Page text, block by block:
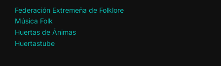
Federación Extremeña de Folklore
Música Folk
Huertas de Ánimas
Huertastube